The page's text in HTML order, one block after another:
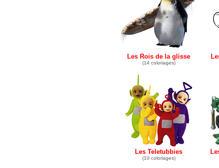
Les Rois de la glisse
(14 coloriages)
Les Teletubbies
(10 coloriages)